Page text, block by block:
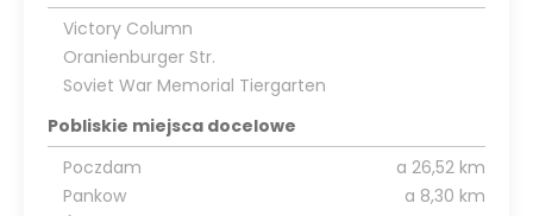
Victory Column
Oranienburger Str.
Soviet War Memorial Tiergarten
Pobliskie miejsca docelowe
Poczdam
a 26,52 km
Pankow
a 8,30 km